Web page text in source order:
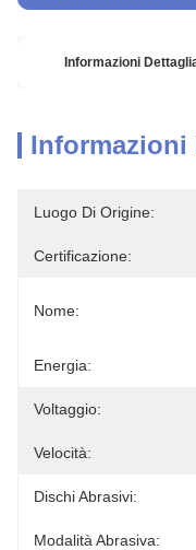
Informazioni
Informazioni
Luogo Di Origine:
Certificazione:
Nome:
Energia:
Voltaggio:
Velocità:
Dischi Abrasivi:
Modalità Abrasiva: